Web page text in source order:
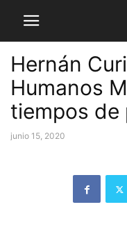
Hernán
Humanos
tiempos de
junio 15, 2020